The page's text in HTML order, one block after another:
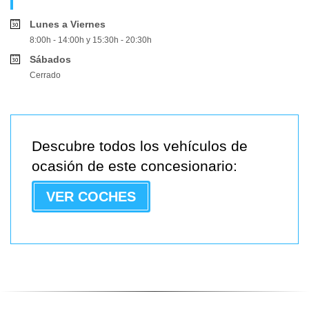
Lunes a Viernes
8:00h - 14:00h y 15:30h - 20:30h
Sábados
Cerrado
Descubre todos los vehículos de
ocasión de este concesionario:
VER COCHES